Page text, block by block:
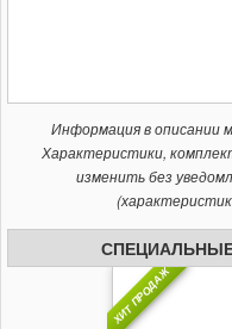
Информация в описании
Характеристики,
изменить без
ХИТ ПРОДАЖ